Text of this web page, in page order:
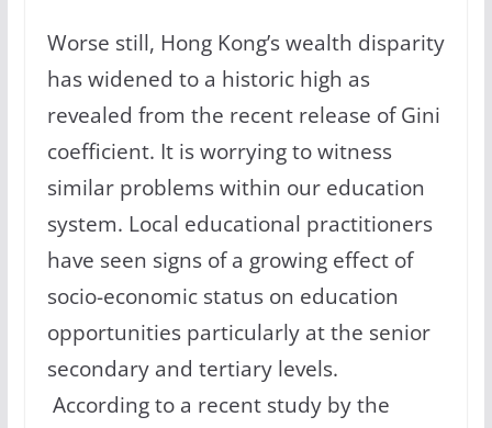
Worse still, Hong Kong’s wealth disparity
has widened to a historic high as
revealed from the recent release of Gini
coefficient. It is worrying to witness
similar problems within our education
system. Local educational practitioners
have seen signs of a growing effect of
socio-economic status on education
opportunities particularly at the senior
secondary and tertiary levels.
According to a recent study by the